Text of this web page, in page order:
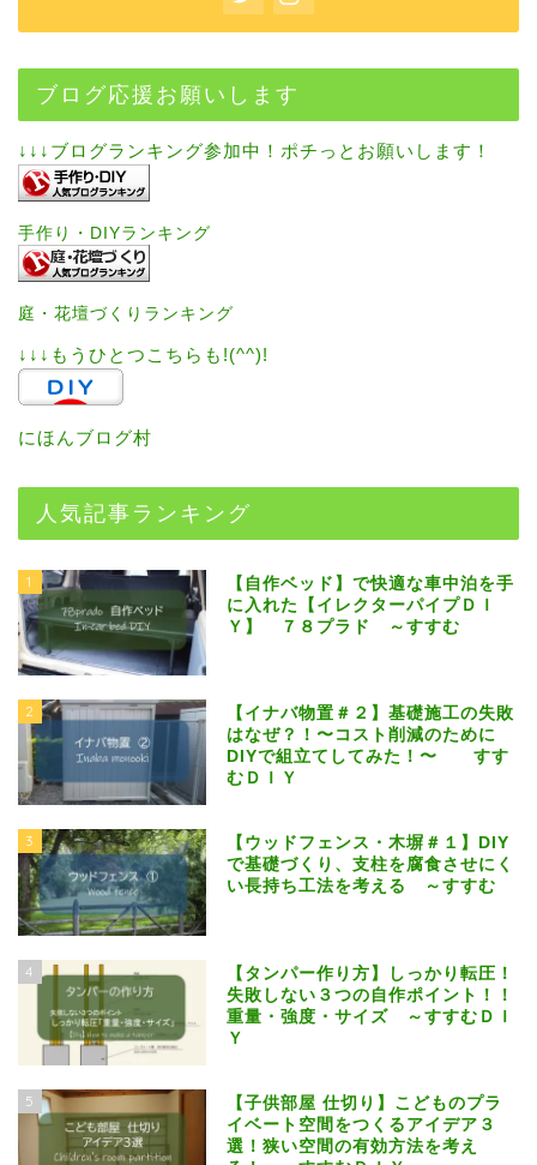
ブログ応援お願いします
↓↓↓ブログランキング参加中！ポチっとお願いします！
手作り・DIYランキング
庭・花壇づくりランキング
↓↓↓もうひとつこちらも!(^^)!
にほんブログ村
人気記事ランキング
1
【自作ベッド】で快適な車中泊を手
に入れた【イレクターパイプＤＩ
Ｙ】 ７８プラド ～すすむ
2
【イナバ物置＃２】基礎施工の失敗
はなぜ？！〜コスト削減のために
DIYで組立てしてみた！〜 すす
むＤＩＹ
3
【ウッドフェンス・木塀＃１】DIY
で基礎づくり、支柱を腐食させにく
い長持ち工法を考える ～すすむ
4
【タンパー作り方】しっかり転圧！
失敗しない３つの自作ポイント！！
重量・強度・サイズ ～すすむＤＩ
Ｙ
5
【子供部屋 仕切り】こどものプラ
イベート空間をつくるアイデア３
選！狭い空間の有効方法を考え